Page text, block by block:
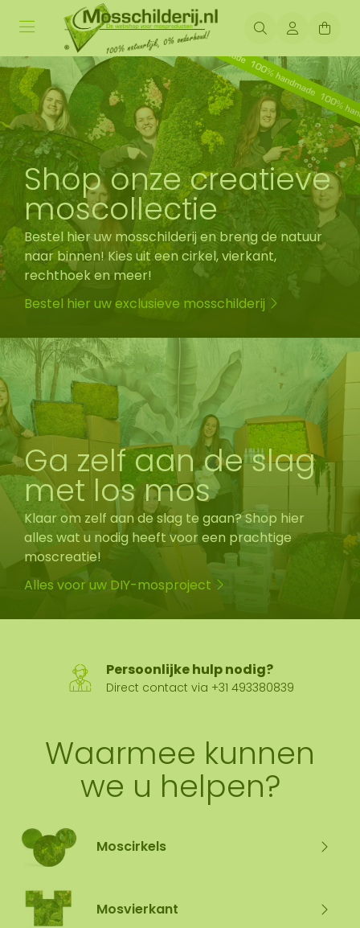
Shop onze creatieve
moscollectie
Bestel hier uw mosschilderij en breng de natuur
naar binnen! Kies uit een cirkel, vierkant,
rechthoek en meer!
Bestel hier uw exclusieve mosschilderij
Ga zelf aan de slag
met los mos
Klaar om zelf aan de slag te gaan? Shop hier
alles wat u nodig heeft voor een prachtige
moscreatie!
Alles voor uw DIY-mosproject
Persoonlijke hulp nodig?
Direct contact via +31 493380839
Waarmee kunnen
we u helpen?
Moscirkels
Mosvierkant